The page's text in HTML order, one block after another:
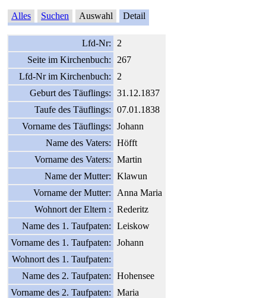
Alles Suchen Auswahl Detail
Lfd-Nr:
2
Seite im Kirchenbuch:
267
Lfd-Nr im Kirchenbuch:
2
Geburt des Täuflings:
31.12.1837
Taufe des Täuflings:
07.01.1838
Vorname des Täuflings:
Johann
Name des Vaters:
Höfft
Vorname des Vaters:
Martin
Name der Mutter:
Klawun
Vorname der Mutter:
Anna Maria
Wohnort der Eltern :
Rederitz
Name des 1. Taufpaten:
Leiskow
Vorname des 1. Taufpaten:
Johann
Wohnort des 1. Taufpaten:
Name des 2. Taufpaten:
Hohensee
Vorname des 2. Taufpaten:
Maria